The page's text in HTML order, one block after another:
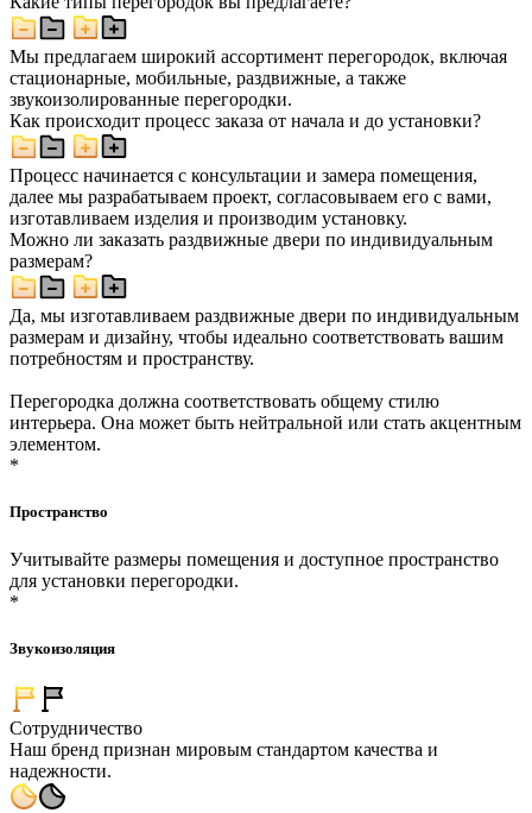
Мы предлагаем широкий ассортимент перегородок, включая
стационарные, мобильные, раздвижные, а также
звукоизолированные перегородки.
Как происходит процесс заказа от начала и до установки?
Процесс начинается с консультации и замера помещения,
далее мы разрабатываем проект, согласовываем его с вами,
изготавливаем изделия и производим установку.
Можно ли заказать раздвижные двери по индивидуальным
размерам?
Да, мы изготавливаем раздвижные двери по индивидуальным
размерам и дизайну, чтобы идеально соответствовать вашим
потребностям и пространству.
Перегородка должна соответствовать общему стилю
интерьера. Она может быть нейтральной или стать акцентным
элементом.
*
Пространство
Учитывайте размеры помещения и доступное пространство
для установки перегородки.
*
Звукоизоляция
Сотрудничество
Наш бренд признан мировым стандартом качества и
надежности.